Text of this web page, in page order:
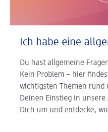
Ich habe eine
Du hast allgemeine
Kein Problem – hier
wichtigsten Themen rund
Deinen Einstieg in
Dich um und entdecke,